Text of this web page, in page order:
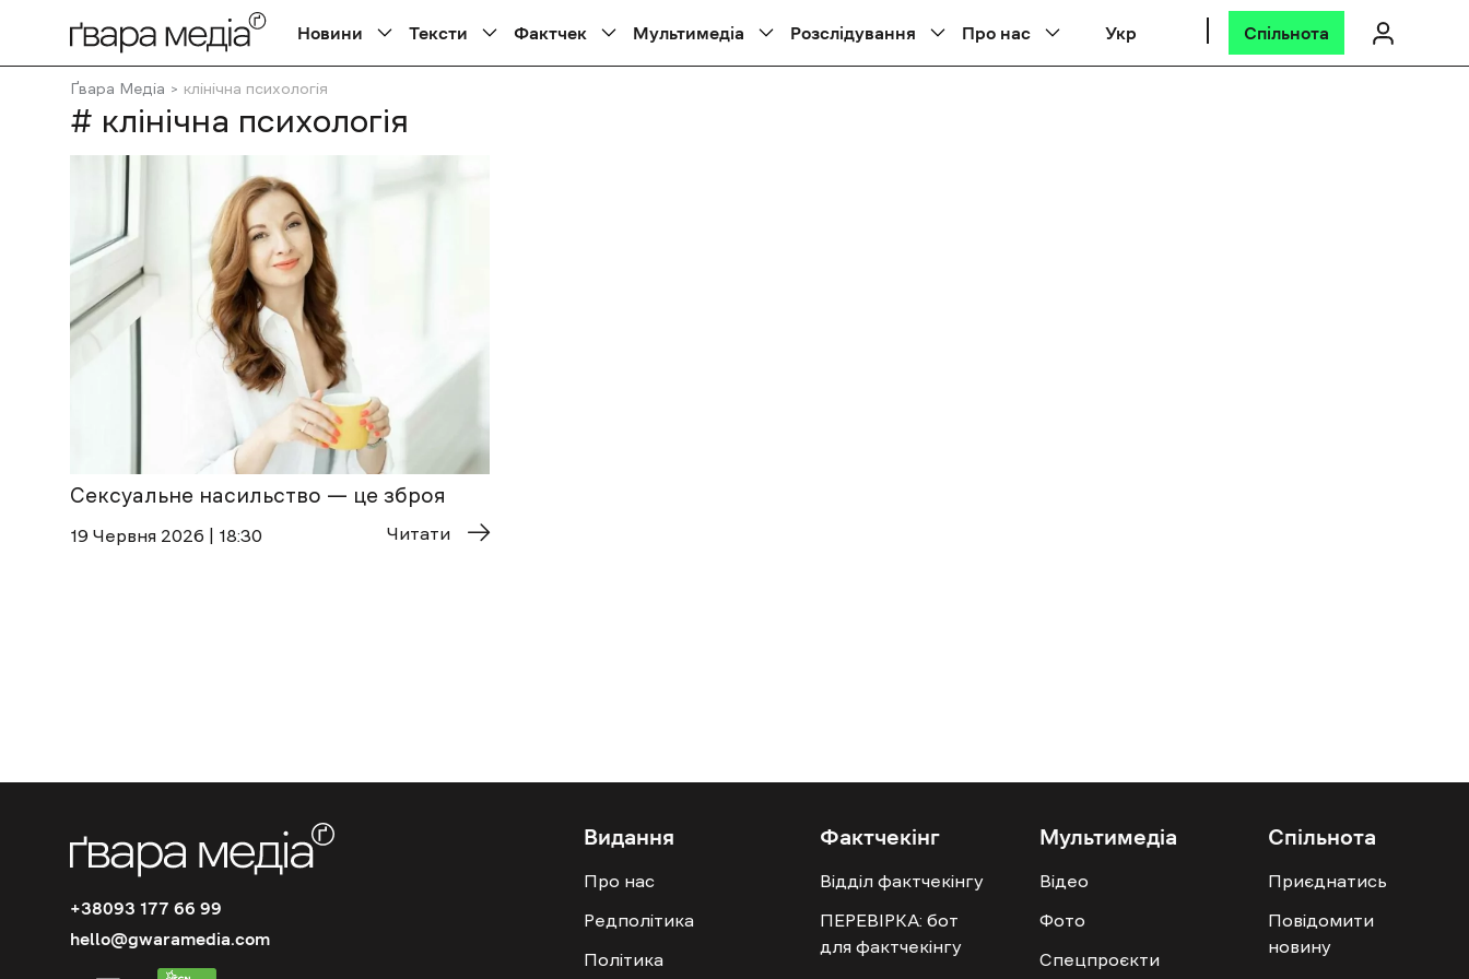
Новини Тексти Фактчек Мультимедіа Розслідування Про нас Укр Спільнота
Ґвара Медіа клінічна психологія
# клінічна психологія
Сексуальне насильство — це зброя
19 Червня 2026 | 18:30 Читати
+38093 177 66 99
hello@gwaramedia.com
Видання
Про нас
Редполітика
Політика
Фактчекінг
Відділ фактчекінгу
ПЕРЕВІРКА: бот
для фактчекінгу
Мультимедіа
Відео
Фото
Спецпроєкти
Спільнота
Приєднатись
Повідомити
новину